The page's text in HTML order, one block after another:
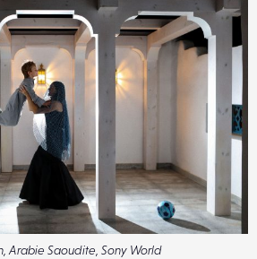
Arabie Saoudite, Sony World